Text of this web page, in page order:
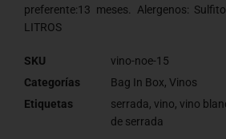
preferente:13 meses. Alergenos:
LITROS
SKU
vino-noe-15
Categorías
Bag In Box, Vinos
Etiquetas
serrada, vino, vino
de serrada